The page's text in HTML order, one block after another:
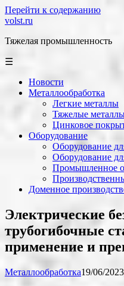
Перейти к содержанию
volst.ru
Тяжелая промышленность
☰
Новости
Металлообработка
Легкие металлы
Тяжелые
Цинковое
Оборудование
Оборудование
Оборудование
Промышленное
Доменное
Электрические
трубогибочные
применение и
Металлообработка19/06/2023